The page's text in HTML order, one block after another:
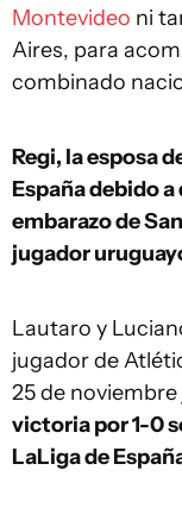
Montevideo ni
Aires, para
combinado
Regi, la esposa
España debido
embarazo de
jugador
Lautaro y
jugador de
25 de noviembre
victoria por 1-0
LaLiga de